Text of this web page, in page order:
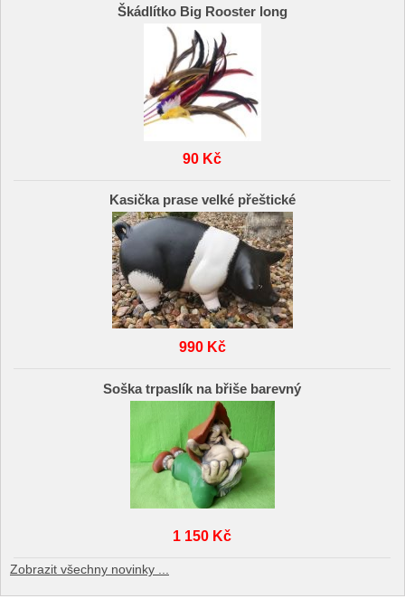
Škádlítko Big Rooster long
90 Kč
Kasička prase velké přeštické
990 Kč
Soška trpaslík na břiše barevný
1 150 Kč
Zobrazit všechny novinky ...